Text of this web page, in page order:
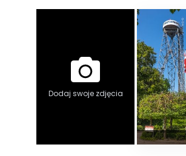
Dodaj swoje zdjęcia